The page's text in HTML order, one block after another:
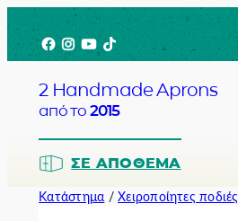
Μετάβαση
στο
περιεχόμενο
Facebook
Instagram
YouTube
TikTok
2 Handmade Aprons
από το 2015
ΣΕ ΑΠΌΘΕΜΑ
Κατάστημα /Χειροποίητες ποδιές